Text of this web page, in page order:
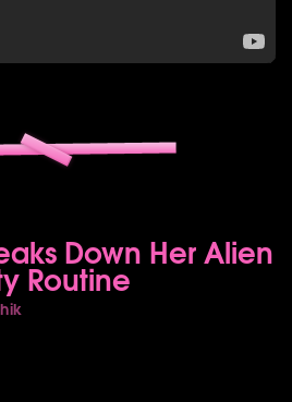
Down Her Alien
Routine